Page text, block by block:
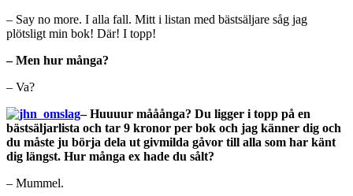
– Say no more. I alla fall. Mitt i listan med bästsäljare såg jag
plötsligt min bok! Där! I topp!
– Men hur många?
– Va?
– Huuuur mååånga? Du ligger i topp på en
bästsäljarlista och tar 9 kronor per bok och jag känner dig och
du måste ju börja dela ut givmilda gåvor till alla som har känt
dig längst. Hur många ex hade du sålt?
– Mummel.